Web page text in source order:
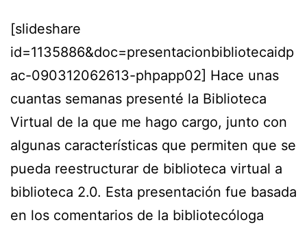
[slideshare
id=1135886&doc=presentacionbibliotecaidp
ac-090312062613-phpapp02] Hace unas
cuantas semanas presenté la Biblioteca
Virtual de la que me hago cargo, junto con
algunas características que permiten que se
pueda reestructurar de biblioteca virtual a
biblioteca 2.0. Esta presentación fue basada
en los comentarios de la bibliotecóloga